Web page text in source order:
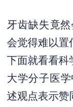
牙齿缺失竟
会觉得难以置
下面就看看科
大学分子医
述观点表示赞